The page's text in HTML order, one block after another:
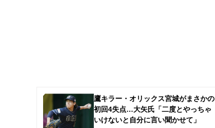
鷹キラー・オリックス宮城がまさかの
初回4失点…大矢氏「二度とやっちゃ
いけないと自分に言い聞かせて」